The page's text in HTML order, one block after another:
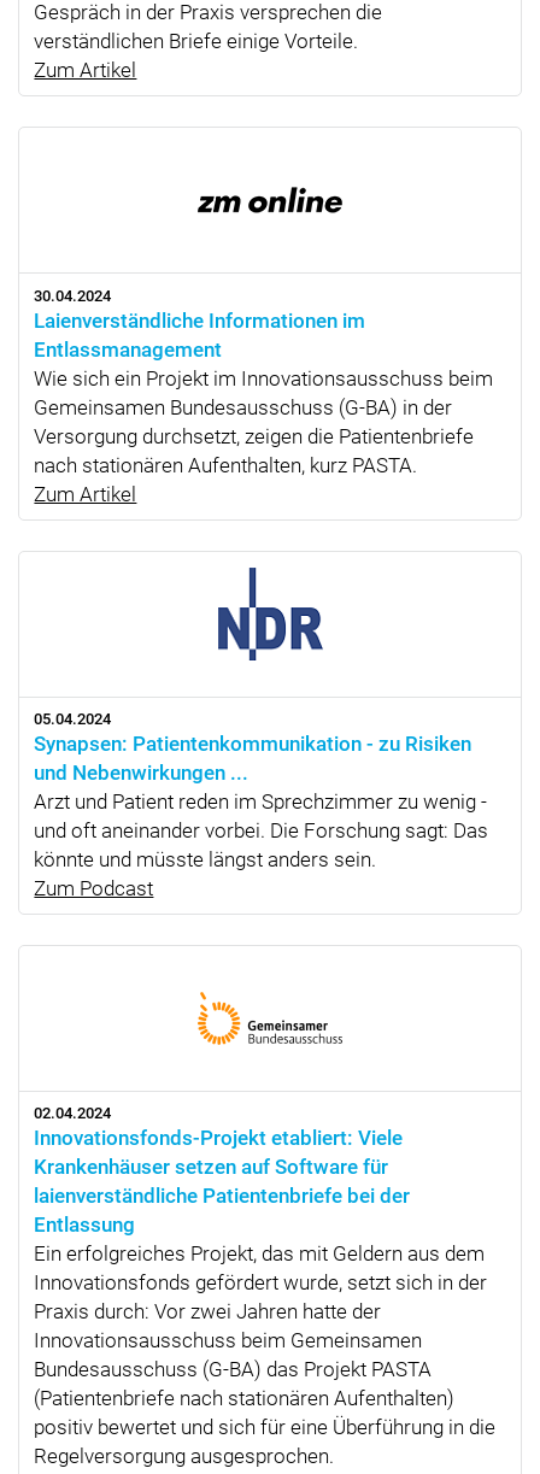
Gespräch in der Praxis versprechen die
verständlichen Briefe einige Vorteile.
Zum Artikel
30.04.2024
Laienverständliche Informationen im
Entlassmanagement
Wie sich ein Projekt im Innovationsausschuss beim
Gemeinsamen Bundesausschuss (G-BA) in der
Versorgung durchsetzt, zeigen die Patientenbriefe
nach stationären Aufenthalten, kurz PASTA.
Zum Artikel
05.04.2024
Synapsen: Patientenkommunikation - zu Risiken
und Nebenwirkungen ...
Arzt und Patient reden im Sprechzimmer zu wenig -
und oft aneinander vorbei. Die Forschung sagt: Das
könnte und müsste längst anders sein.
Zum Podcast
02.04.2024
Innovationsfonds-Projekt etabliert: Viele
Krankenhäuser setzen auf Software für
laienverständliche Patientenbriefe bei der
Entlassung
Ein erfolgreiches Projekt, das mit Geldern aus dem
Innovationsfonds gefördert wurde, setzt sich in der
Praxis durch: Vor zwei Jahren hatte der
Innovationsausschuss beim Gemeinsamen
Bundesausschuss (G-BA) das Projekt PASTA
(Patientenbriefe nach stationären Aufenthalten)
positiv bewertet und sich für eine Überführung in die
Regelversorgung ausgesprochen.